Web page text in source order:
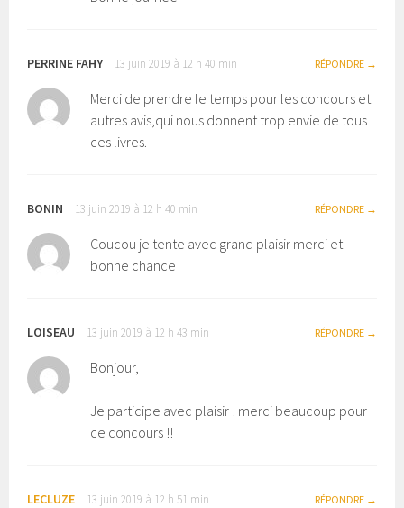
PERRINE FAHY 13 juin 2019 à 12 h 40 min RÉPONDRE
Merci de prendre le temps pour les concours et
autres avis,qui nous donnent trop envie de tous
ces livres.
BONIN 13 juin 2019 à 12 h 40 min RÉPONDRE
Coucou je tente avec grand plaisir merci et
bonne chance
LOISEAU 13 juin 2019 à 12 h 43 min RÉPONDRE
Bonjour,
Je participe avec plaisir ! merci beaucoup pour
ce concours !!
LECLUZE 13 juin 2019 à 12 h 51 min RÉPONDRE